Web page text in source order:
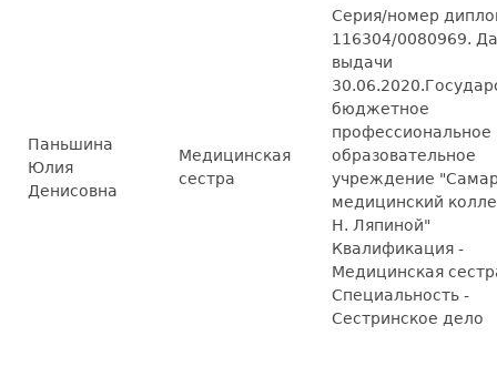
Паньшина
Юлия
Денисовна
Медицинская
сестра
Серия/номер
116304/0080969.
выдачи
бюджетное
профессиональное
образовательное
учреждение
медицинский
Н. Ляпиной"
Квалификация -
Медицинская
Специальность -
Сестринское дело